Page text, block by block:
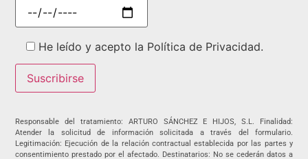
He leído y acepto la Política de Privacidad.
Responsable del tratamiento: ARTURO SÁNCHEZ E HIJOS, S.L. Finalidad:
Atender la solicitud de información solicitada a través del formulario.
Legitimación: Ejecución de la relación contractual establecida por las partes y
consentimiento prestado por el afectado. Destinatarios: No se cederán datos a